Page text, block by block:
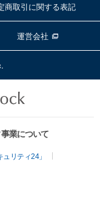
商取引に関する表記
運営会社
業について
リティ24」